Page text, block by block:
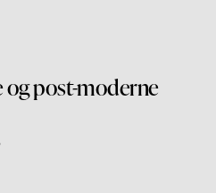
post-moderne